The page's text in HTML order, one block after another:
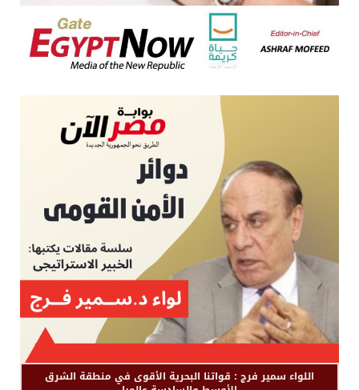
اللواء سمير فرج : قواتنا البحرية الأقوى في منطقة الشرق